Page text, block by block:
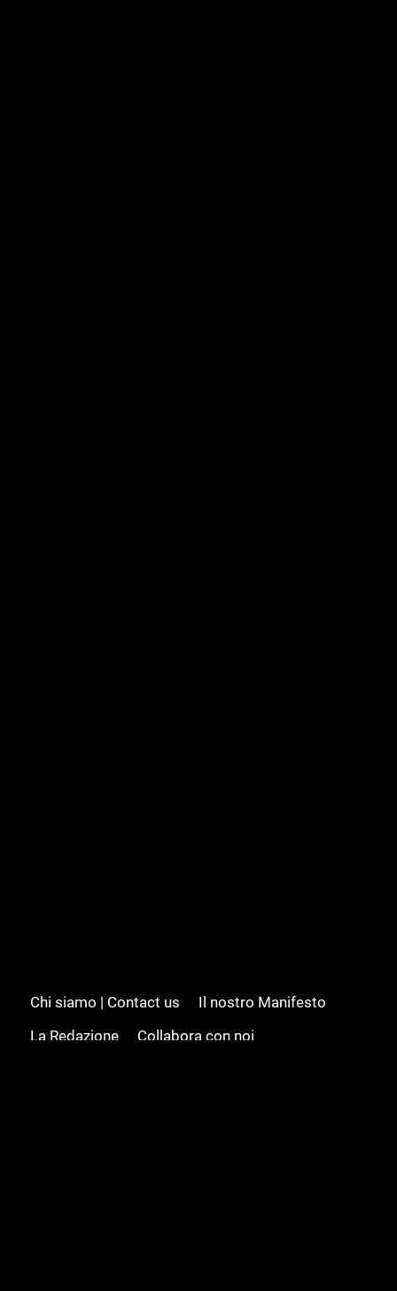
Chi siamo | Contact us
Il nostro Manifesto
La Redazione
Collabora con noi